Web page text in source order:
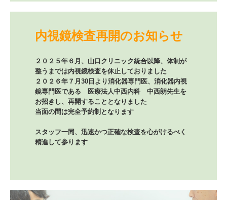
内視鏡検査再開のお知らせ
２０２５年６月、山口クリニック統合以降、体制が
整うまでは内視鏡検査を休止しておりました
２０２６年７月30日より消化器専門医、消化器内視
鏡専門医である　医療法人中西内科　中西朗先生を
お招きし、再開することとなりました
当面の間は完全予約制となります
スタッフ一同、迅速かつ正確な検査を心がけるべく
精進して参ります